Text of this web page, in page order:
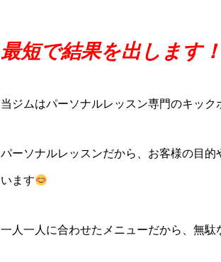
最短で結果を出します！
当ジムはパーソナルレッスン専門のキック
パーソナルレッスンだから、お客様の目
います
一人一人に合わせたメニューだから、無